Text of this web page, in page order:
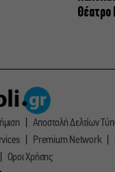
Θέατρο
Αποστολή Δελτίων
Premium Network
Οροι Χρήσης